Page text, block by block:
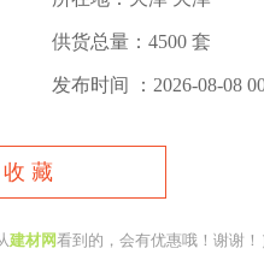
供货总量：4500 套
发布时间 ：2026-08-08
收 藏
建材网看到的，会有优惠哦！谢谢！